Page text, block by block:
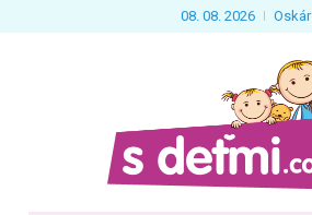
08. 08. 2026 Oskár